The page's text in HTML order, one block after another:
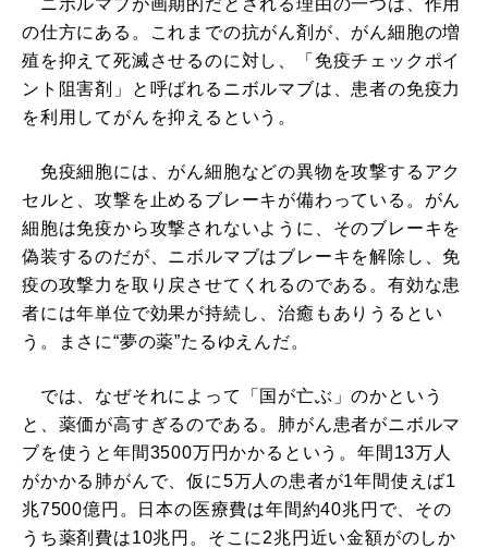
ニボルマブが画期的だとされる理由の一つは、作用
の仕方にある。これまでの抗がん剤が、がん細胞の増
殖を抑えて死滅させるのに対し、「免疫チェックポイ
ント阻害剤」と呼ばれるニボルマブは、患者の免疫力
を利用してがんを抑えるという。
免疫細胞には、がん細胞などの異物を攻撃するアク
セルと、攻撃を止めるブレーキが備わっている。がん
細胞は免疫から攻撃されないように、そのブレーキを
偽装するのだが、ニボルマブはブレーキを解除し、免
疫の攻撃力を取り戻させてくれるのである。有効な患
者には年単位で効果が持続し、治癒もありうるとい
う。まさに“夢の薬”たるゆえんだ。
では、なぜそれによって「国が亡ぶ」のかという
と、薬価が高すぎるのである。肺がん患者がニボルマ
ブを使うと年間3500万円かかるという。年間13万人
がかかる肺がんで、仮に5万人の患者が1年間使えば1
兆7500億円。日本の医療費は年間約40兆円で、その
うち薬剤費は10兆円。そこに2兆円近い金額がのしか